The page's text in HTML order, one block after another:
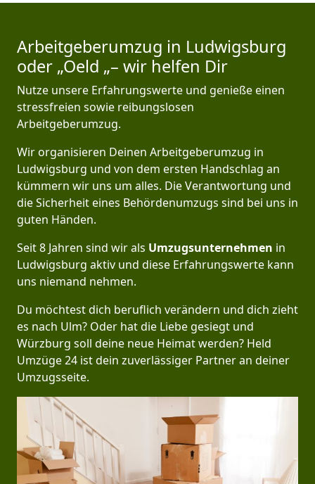
Arbeitgeberumzug in Ludwigsburg
oder „Oeld „– wir helfen Dir
Nutze unsere Erfahrungswerte und genieße einen
stressfreien sowie reibungslosen
Arbeitgeberumzug.
Wir organisieren Deinen Arbeitgeberumzug in
Ludwigsburg und von dem ersten Handschlag an
kümmern wir uns um alles. Die Verantwortung und
die Sicherheit eines Behördenumzugs sind bei uns in
guten Händen.
Seit 8 Jahren sind wir als Umzugsunternehmen in
Ludwigsburg aktiv und diese Erfahrungswerte kann
uns niemand nehmen.
Du möchtest dich beruflich verändern und dich zieht
es nach Ulm? Oder hat die Liebe gesiegt und
Würzburg soll deine neue Heimat werden? Held
Umzüge 24 ist dein zuverlässiger Partner an deiner
Umzugsseite.